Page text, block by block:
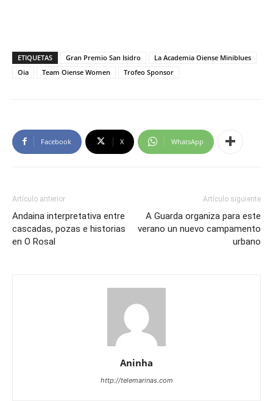
ETIQUETAS Gran Premio San Isidro
La Academia Oiense Miniblues
Oia
Team Oiense Women Trofeo Sponsor
Facebook X WhatsApp
Artículo anterior
Andaina interpretativa entre
cascadas, pozas e historias
en O Rosal
Artículo siguiente
A Guarda organiza para este
verano un nuevo campamento
urbano
Aninha
http://telemarinas.com